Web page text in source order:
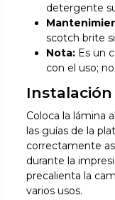
detergente
scotch brite
Nota: Es un
con el uso;
Coloca la lámina
las guías de la
correctamente
durante la
precalienta la
varios usos.